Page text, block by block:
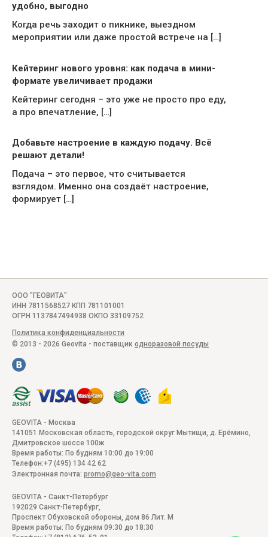
удобно, выгодно
Когда речь заходит о пикнике, выездном
мероприятии или даже простой встрече на […]
Кейтеринг нового уровня: как подача в мини-
формате увеличивает продажи
Кейтеринг сегодня – это уже не просто про еду,
а про впечатление, […]
Добавьте настроение в каждую подачу. Всё
решают детали!
Подача – это первое, что считывается
взглядом. Именно она создаёт настроение,
формирует […]
ООО "ГЕОВИТА"
ИНН 7811568527 КПП 781101001
ОГРН 1137847494938 ОКПО 33109752
Политика конфиденциальности
© 2013 - 2026 Geovita - поставщик одноразовой посуды
GEOVITA - Москва
141051
Московская область, городской округ Мытищи, д. Ерёмино,
Дмитровское шоссе 100ж
Время работы: По будням 10:00 до 19:00
Телефон:+7 (495) 134 42 62
Электронная почта: promo@geo-vita.com
GEOVITA - Санкт-Петербург
192029 Санкт-Петербург,
Проспект Обуховской обороны, дом 86 Лит. М
Время работы: По будням 09:30 до 18:30